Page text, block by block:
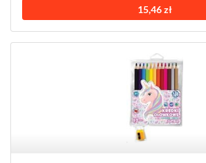
15,46 zł